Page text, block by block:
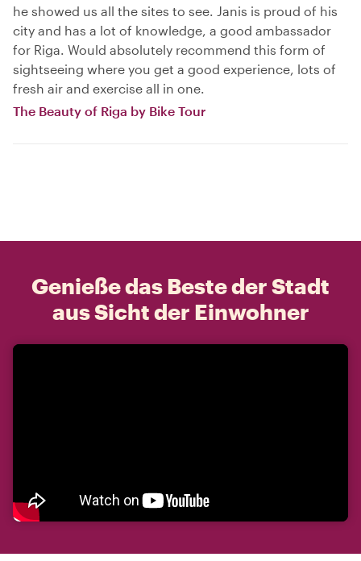
he showed us all the sites to see. Janis is proud of his
city and has a lot of knowledge, a good ambassador
for Riga. Would absolutely recommend this form of
sightseeing where you get a good experience, lots of
fresh air and exercise all in one.
The Beauty of Riga by Bike Tour
Genieße das Beste der Stadt
aus Sicht der Einwohner